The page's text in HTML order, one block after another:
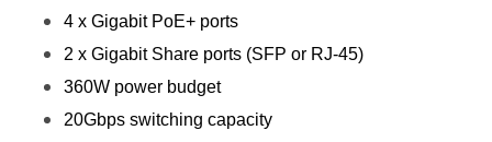
4 x Gigabit PoE+ ports
2 x Gigabit Share ports (SFP or RJ-45)
360W power budget
20Gbps switching capacity